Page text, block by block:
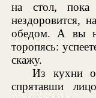
на стол,
нездоровится,
обедом. А вы
торопясь:
скажу.
Из кухни
спрятавши